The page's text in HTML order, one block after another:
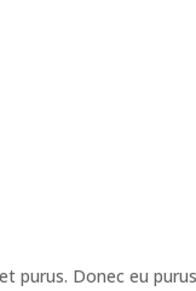
purus. Donec eu